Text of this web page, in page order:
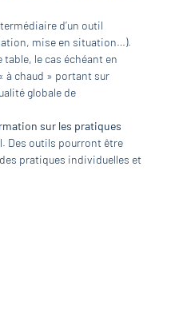
d’un outil
mise en situation…).
table, le cas échéant en
à chaud » portant sur
globale de
sur les pratiques
Des outils pourront être
pratiques individuelles et